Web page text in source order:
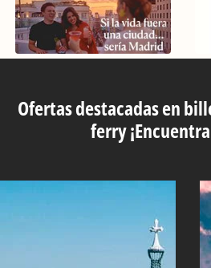
Ofertas destacadas en
ferry